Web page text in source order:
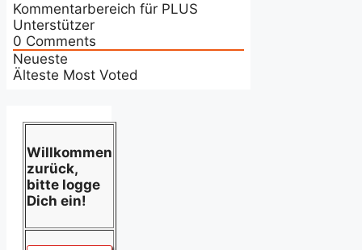
Kommentarbereich für PLUS
Unterstützer
0 Comments
Neueste
Älteste Most Voted
Willkommen
zurück,
bitte logge
Dich ein!